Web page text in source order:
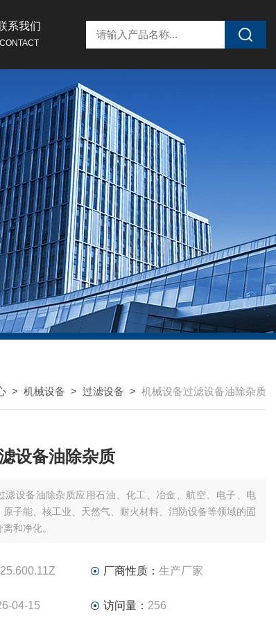
系我们
CONTACT
> 机械设备 > 过滤设备 > 机械设备过滤设备油除杂质
设备油除杂质
滤设备油除杂质应用石油、化工、冶金、航空、电子、电
原子能、核工业、天然气、耐火材料、消防设备等领域的固
和净化。
厂商性质： 生产厂家
04-15 访问量： 256